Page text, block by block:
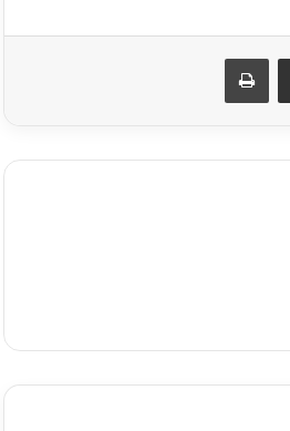
مشاركة عبر البريد طباعة